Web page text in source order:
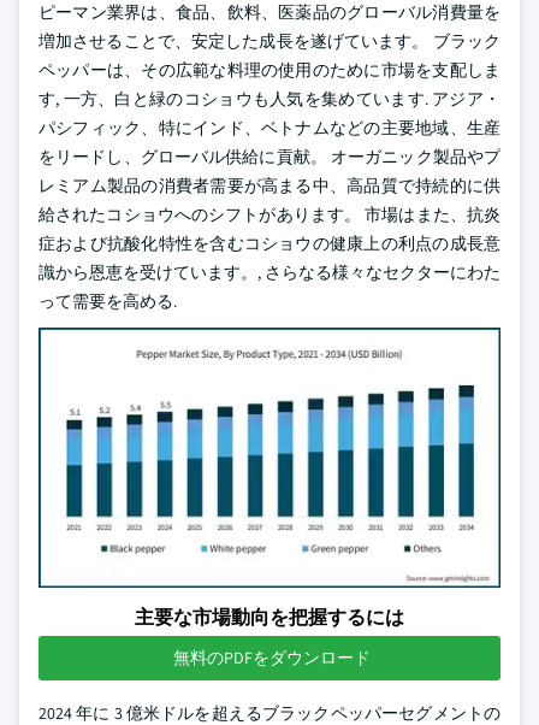
ピーマン業界は、食品、飲料、医薬品のグローバル消費量を
増加させることで、安定した成長を遂げています。 ブラック
ペッパーは、その広範な料理の使用のために市場を支配しま
す, 一方、白と緑のコショウも人気を集めています. アジア・
パシフィック、特にインド、ベトナムなどの主要地域、生産
をリードし、グローバル供給に貢献。 オーガニック製品やプ
レミアム製品の消費者需要が高まる中、高品質で持続的に供
給されたコショウへのシフトがあります。 市場はまた、抗炎
症および抗酸化特性を含むコショウの健康上の利点の成長意
識から恩恵を受けています。, さらなる様々なセクターにわた
って需要を高める.
主要な市場動向を把握するには
無料のPDFをダウンロード
2024 年に 3 億米ドルを超えるブラックペッパーセグメントの